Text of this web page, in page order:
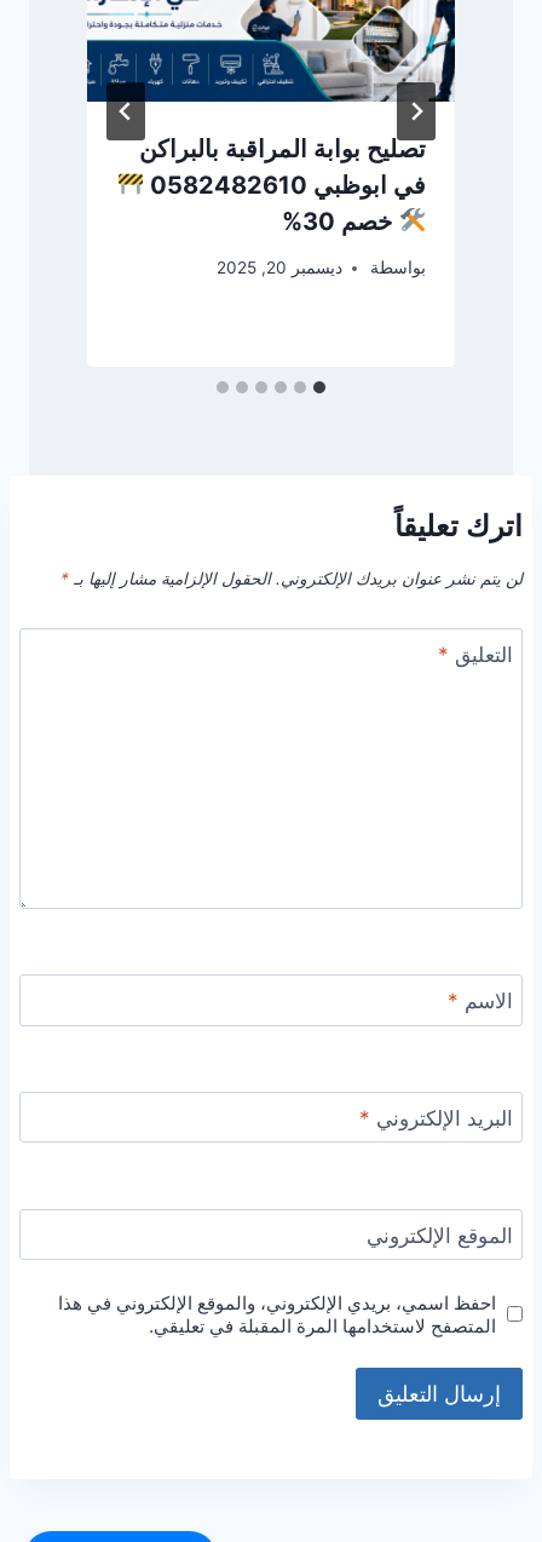
تصليح بوابة المراقبة بالبراكن
في ابوظبي 0582482610
خصم 30%
بواسطة ديسمبر 20, 2025
اترك تعليقاً
لن يتم نشر عنوان بريدك الإلكتروني. الحقول الإلزامية مشار إليها بـ *
التعليق *
الاسم *
البريد الإلكتروني *
الموقع الإلكتروني
احفظ اسمي، بريدي الإلكتروني، والموقع الإلكتروني في هذا
المتصفح لاستخدامها المرة المقبلة في تعليقي.